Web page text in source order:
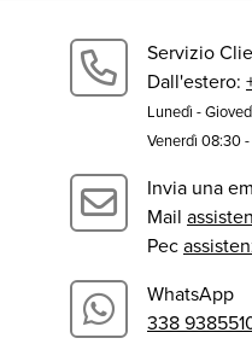
Servizio
Dall'estero:
Lunedì -
Venerdì 08:30 -
Invia una
Mail
Pec
WhatsApp
338